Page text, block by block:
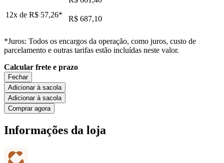
12x de R$ 57,26* R$ 687,10
*Juros: Todos os encargos da operação, como juros, custo de
parcelamento e outras tarifas estão incluídas neste valor.
Calcular frete e prazo
Fechar
Adicionar à sacola
Adicionar à sacola
Comprar agora
Informações da loja